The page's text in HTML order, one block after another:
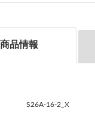
商品情報
S26A-16-2_X